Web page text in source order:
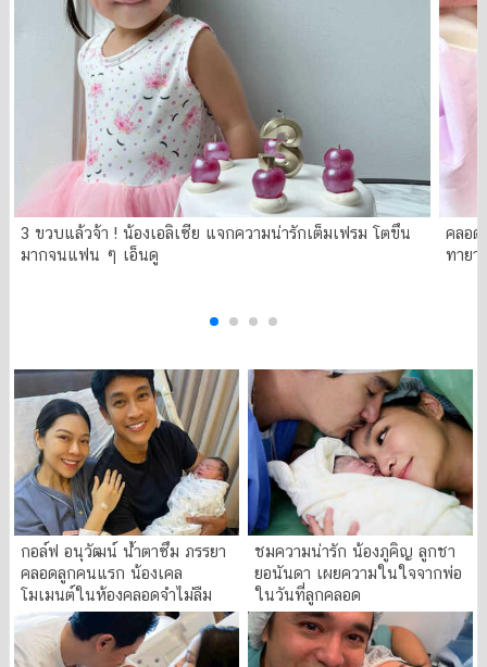
3 ขวบแล้วจ้า ! น้องเอลิเซีย แจกความน่ารักเต็มเฟรม โตขึ้น
มากจนแฟน ๆ เอ็นดู
คลอด
ทายา
กอล์ฟ อนุวัฒน์ น้ำตาซึม ภรรยา
คลอดลูกคนแรก น้องเคล
โมเมนต์ในห้องคลอดจำไม่ลืม
ชมความน่ารัก น้องภูคิญ ลูกชา
ยอนันดา เผยความในใจจากพ่อ
ในวันที่ลูกคลอด